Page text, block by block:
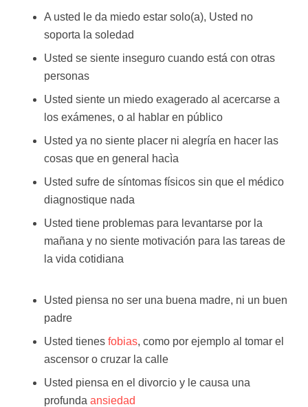
A usted le da miedo estar solo(a), Usted no
soporta la soledad
Usted se siente inseguro cuando está con otras
personas
Usted siente un miedo exagerado al acercarse a
los exámenes, o al hablar en público
Usted ya no siente placer ni alegría en hacer las
cosas que en general hacìa
Usted sufre de síntomas físicos sin que el médico
diagnostique nada
Usted tiene problemas para levantarse por la
mañana y no siente motivación para las tareas de
la vida cotidiana
Usted piensa no ser una buena madre, ni un buen
padre
Usted tienes fobias, como por ejemplo al tomar el
ascensor o cruzar la calle
Usted piensa en el divorcio y le causa una
profunda ansiedad